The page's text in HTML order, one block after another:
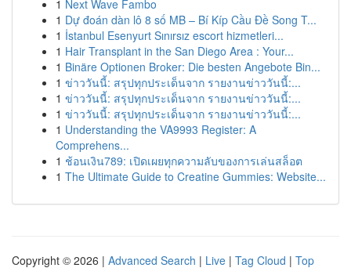
1 Next Wave Fambo
1 Dự đoán dàn lô 8 số MB – Bí Kíp Cầu Đề Song T...
1 İstanbul Esenyurt Sınırsız escort hizmetleri...
1 Hair Transplant in the San Diego Area : Your...
1 Binäre Optionen Broker: Die besten Angebote Bin...
1 ข่าววันนี้: สรุปทุกประเด็นจาก รายงานข่าววันนี้:...
1 ข่าววันนี้: สรุปทุกประเด็นจาก รายงานข่าววันนี้:...
1 ข่าววันนี้: สรุปทุกประเด็นจาก รายงานข่าววันนี้:...
1 Understanding the VA9993 Register: A
Comprehens...
1 ช้อนเงิน789: เปิดเผยทุกความลับของการเล่นสล็อต
1 The Ultimate Guide to Creatine Gummies: Website...
Copyright © 2026 | Advanced Search | Live | Tag Cloud | Top